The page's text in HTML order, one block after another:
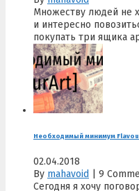
Множеству людей не
и интересно
покупать три ящика
Необходимый минимум
02.04.2018
By mahavoid
9
Сегодня я хочу